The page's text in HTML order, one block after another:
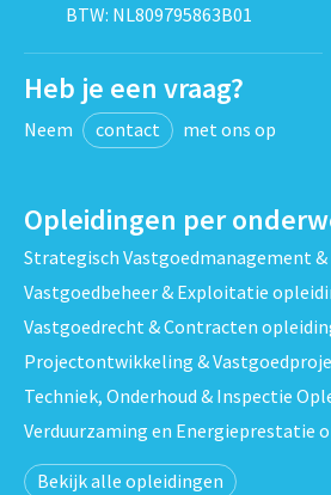
BTW: NL809795863B01
Heb je een vraag?
Neem contact met ons op
Opleidingen per
Strategisch Vastgoedmanagement
Vastgoedbeheer & Exploitatie
Vastgoedrecht & Contracten
Projectontwikkeling &
Techniek, Onderhoud & Inspectie
Verduurzaming en Energieprestatie
Bekijk alle opleidingen